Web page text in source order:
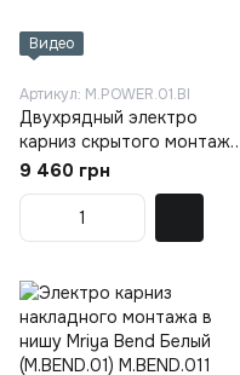
Видео
Артикул: M.POWER.01.Bl
Двухрядный электро
карниз скрытого монтажа
для гипсокартона Mriya
Power Черный(M.POWER.01)
9 460 грн